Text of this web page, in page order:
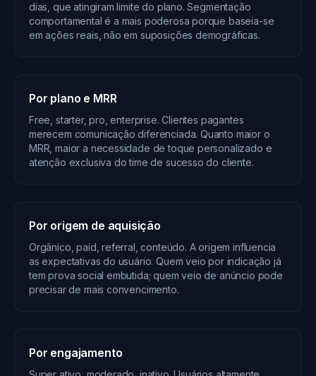
dias, que atingiram limite do plano. Segmentação
comportamental é a mais poderosa porque baseia-se
em ações reais, não em suposições demográficas.
Por plano e MRR
Free, starter, pro, enterprise. Clientes pagantes
merecem comunicação diferenciada. Quanto maior o
MRR, maior a necessidade de toque personalizado e
atenção exclusiva do time de sucesso do cliente.
Por origem de aquisição
Orgânico, paid, referral, conteúdo. A origem influencia
as expectativas do usuário. Quem veio por indicação já
tem prova social embutida; quem veio de anúncio pode
precisar de mais convencimento.
Por engajamento